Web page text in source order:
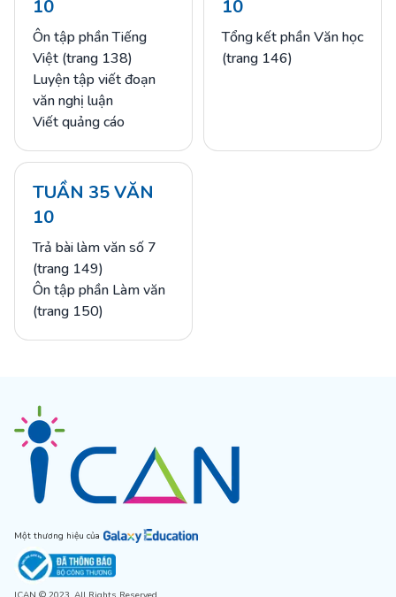
10
Ôn tập phần Tiếng
Việt (trang 138)
Luyện tập viết đoạn
văn nghị luận
Viết quảng cáo
10
Tổng kết phần Văn học
(trang 146)
TUẦN 35 VĂN
10
Trả bài làm văn số 7
(trang 149)
Ôn tập phần Làm văn
(trang 150)
Một thương hiệu của